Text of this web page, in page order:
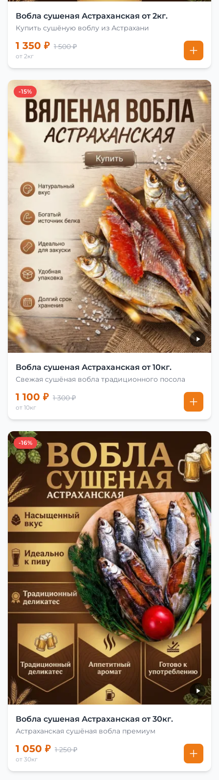
Вобла сушеная Астраханская от 2кг.
Купить сушёную воблу из Астрахани
1 350 ₽ 1 500 ₽
от 2кг
-15%
Вобла сушеная Астраханская от 10кг.
Свежая сушёная вобла традиционного посола
1 100 ₽ 1 300 ₽
от 10кг
-16%
Вобла сушеная Астраханская от 30кг.
Астраханская сушёная вобла премиум
1 050 ₽ 1 250 ₽
от 30кг